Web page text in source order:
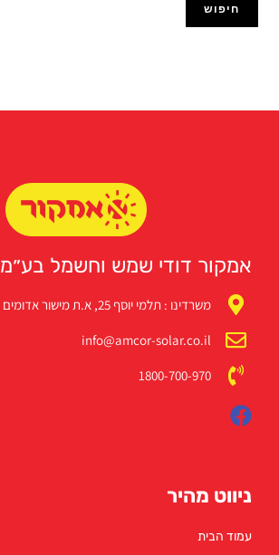
חיפוש
אמקור דודי שמש וחשמל בע״מ
משרדינו : תלמי יוסף 25, א.ת מישור אדומים
info@amcor-solar.co.il
1800-700-970
ניווט מהיר
עמוד הבית